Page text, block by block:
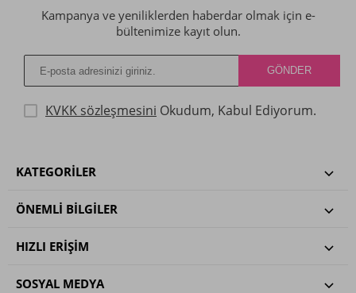
Kampanya ve yeniliklerden haberdar olmak için e-
bültenimize kayıt olun.
KVKK sözleşmesini Okudum, Kabul Ediyorum.
KATEGORILER
ÖNEMLI BILGILER
HIZLI ERIŞIM
SOSYAL MEDYA